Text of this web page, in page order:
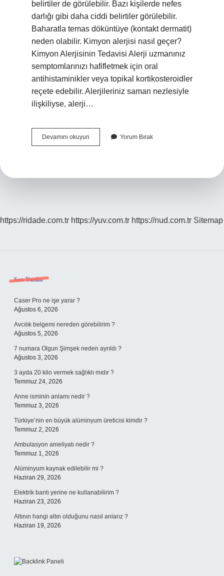
belirtiler de görülebilir. Bazı kişilerde nefes
darlığı gibi daha ciddi belirtiler görülebilir.
Baharatla temas döküntüye (kontakt dermatit)
neden olabilir. Kimyon alerjisi nasıl geçer?
Kimyon Alerjisinin Tedavisi Alerji uzmanınız
semptomlarınızı hafifletmek için oral
antihistaminikler veya topikal kortikosteroidler
reçete edebilir. Alerjileriniz saman nezlesiyle
ilişkiliyse, alerji…
Devamını okuyun
Kaşıntısı
Yorum Bırak
https://ridade.com.tr https://yuv.com.tr https://nud.com.tr Sitemap
Sidebar
Son Yazılar
Caser Pro ne işe yarar ?
Ağustos 6, 2026
Avcılık belgemi nereden görebilirim ?
Ağustos 5, 2026
7 numara Olgun Şimşek neden ayrıldı ?
Ağustos 3, 2026
3 ayda 20 kilo vermek sağlıklı mıdır ?
Temmuz 24, 2026
Anne isminin anlamı nedir ?
Temmuz 3, 2026
Türkiye’nin en büyük alüminyum üreticisi kimdir ?
Temmuz 2, 2026
Ambulasyon ameliyatı nedir ?
Temmuz 1, 2026
Alüminyum kaynak edilebilir mi ?
Haziran 29, 2026
Elektrik bantı yerine ne kullanabilirim ?
Haziran 23, 2026
Altının hangi altın olduğunu nasıl anlarız ?
Haziran 19, 2026